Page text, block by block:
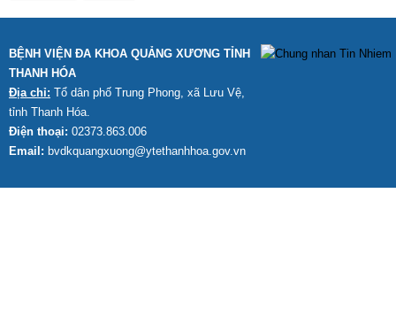
BỆNH VIỆN ĐA KHOA QUẢNG XƯƠNG TỈNH
THANH HÓA
Địa chỉ: Tổ dân phố Trung Phong, xã Lưu Vệ,
tỉnh Thanh Hóa.
Điện thoại: 02373.863.006
Email: bvdkquangxuong@ytethanhhoa.gov.vn